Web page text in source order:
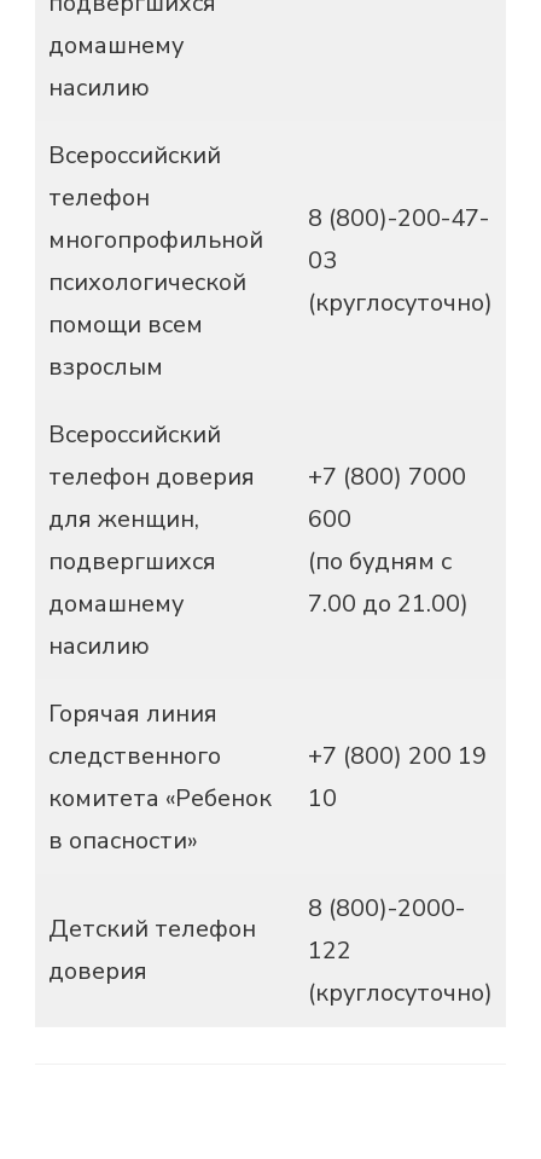
домашнему
насилию
Всероссийский
телефон
многопрофильной
психологической
помощи всем
взрослым
8 (800)-200-47-
03
(круглосуточно)
Всероссийский
телефон доверия
для женщин,
подвергшихся
домашнему
насилию
+7 (800) 7000
600
(по будням с
7.00 до 21.00)
Горячая линия
следственного
комитета «Ребенок
в опасности»
+7 (800) 200 19
10
Детский телефон
доверия
8 (800)-2000-
122
(круглосуточно)